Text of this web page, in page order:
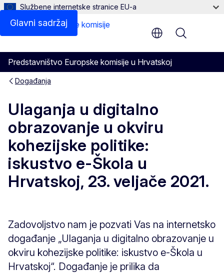
Glavni sadržaj
Službene internetske stranice EU-a
Predstavništvo Europske komisije u Hrvatskoj
Menu
Događanja
Ulaganja u digitalno
obrazovanje u okviru
kohezijske politike:
iskustvo e-Škola u
Hrvatskoj, 23. veljače 2021.
Zadovoljstvo nam je pozvati Vas na internetsko
događanje „Ulaganja u digitalno obrazovanje u
okviru kohezijske politike: iskustvo e-Škola u
Hrvatskoj“. Događanje je prilika da